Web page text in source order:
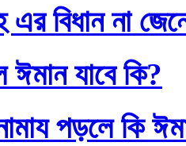
এর বিধান না
ঈমান যাবে কি?
পড়লে কি